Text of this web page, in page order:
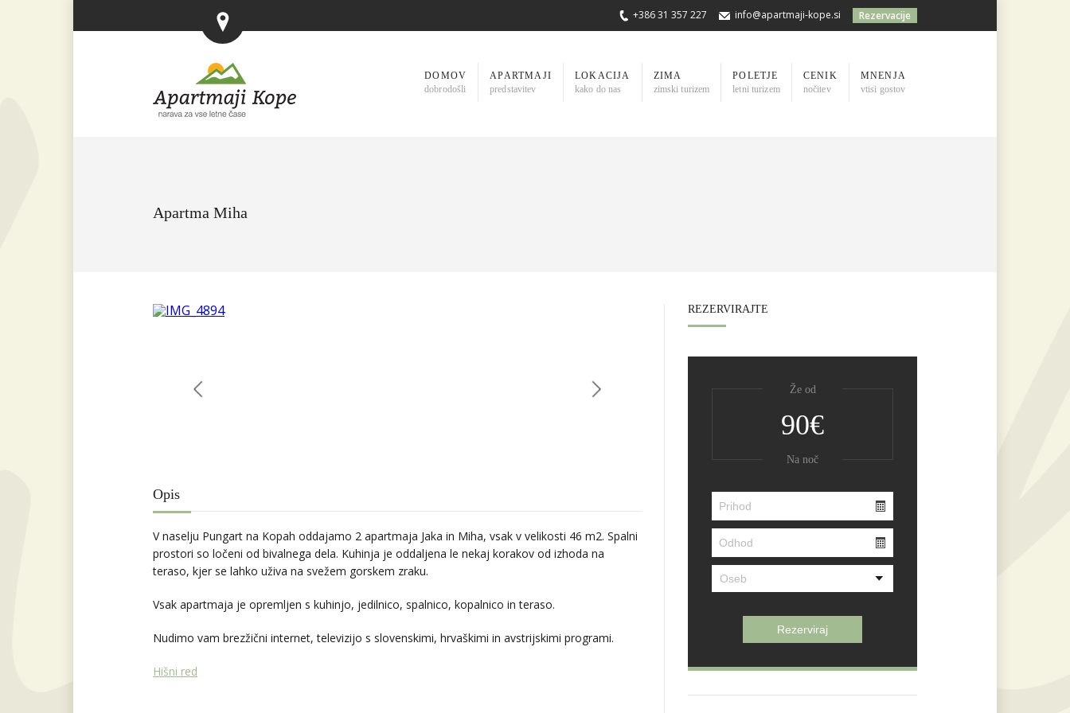
Rezervacije
+386 31 357 227 info@apartmaji-kope.si
DOMOV
dobrodošli
APARTMAJI
predstavitev
LOKACIJA
kako do nas
ZIMA
zimski turizem
POLETJE
letni turizem
CENIK
nočitev
MNENJA
vtisi gostov
Apartma Miha
Opis
V naselju Pungart na Kopah oddajamo 2 apartmaja Jaka in Miha, vsak v velikosti 46 m2. Spalni
prostori so ločeni od bivalnega dela. Kuhinja je oddaljena le nekaj korakov od izhoda na
teraso, kjer se lahko uživa na svežem gorskem zraku.
Vsak apartmaja je opremljen s kuhinjo, jedilnico, spalnico, kopalnico in teraso.
Nudimo vam brezžični internet, televizijo s slovenskimi, hrvaškimi in avstrijskimi programi.
Hišni red
REZERVIRAJTE
Že od
90€
Na noč